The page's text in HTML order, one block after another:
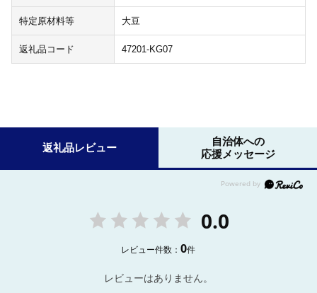
特定原材料等 大豆
返礼品コード 47201-KG07
返礼品レビュー
自治体への
応援メッセージ
0.0
レビュー件数：0件
レビューはありません。